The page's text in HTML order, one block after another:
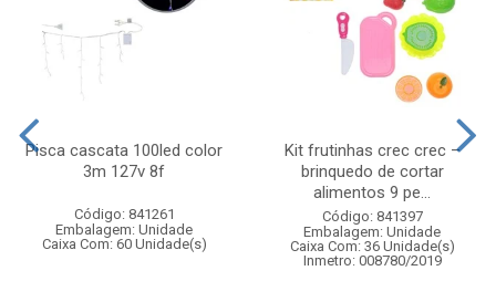
Pisca cascata 100led color
3m 127v 8f
Código: 841261
Embalagem: Unidade
Caixa Com: 60 Unidade(s)
Kit frutinhas crec crec –
brinquedo de cortar
alimentos 9 pe...
Código: 841397
Embalagem: Unidade
Caixa Com: 36 Unidade(s)
Inmetro: 008780/2019